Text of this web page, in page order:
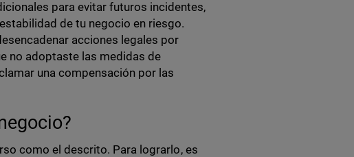
para evitar futuros incidentes,
de tu negocio en riesgo.
acciones legales por
no adoptaste las medidas de
una compensación por las
como el descrito. Para lograrlo, es